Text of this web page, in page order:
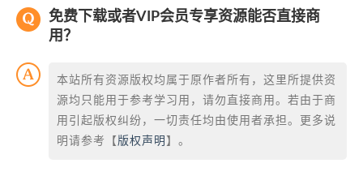
免费下载或者VIP会员专享资源能否直接商
用？
本站所有资源版权均属于原作者所有，这里所提供资
源均只能用于参考学习用，请勿直接商用。若由于商
用引起版权纠纷，一切责任均由使用者承担。更多说
明请参考【 版权声明 】。